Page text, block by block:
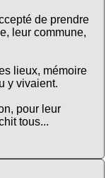
de prendre
leur commune,
lieux, mémoire
y vivaient.
pour leur
tous...